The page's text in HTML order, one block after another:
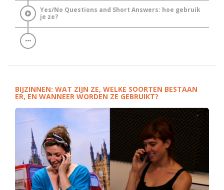
Yes/No Questions and Short Answers: hoe gebruik
je ze?
BIJZINNEN: WAT ZIJN ZE, WELKE SOORTEN BESTAAN
ER, EN WANNEER WORDEN ZE GEBRUIKT?